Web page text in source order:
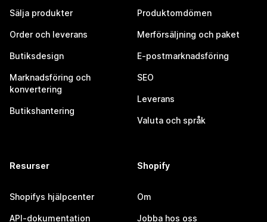
Sälja produkter
Order och leverans
Butiksdesign
Marknadsföring och
konvertering
Butikshantering
Produktomdömen
Merförsäljning och paket
E-postmarknadsföring
SEO
Leverans
Valuta och språk
Resurser
Shopifys hjälpcenter
API-dokumentation
Shopify
Om
Jobba hos oss